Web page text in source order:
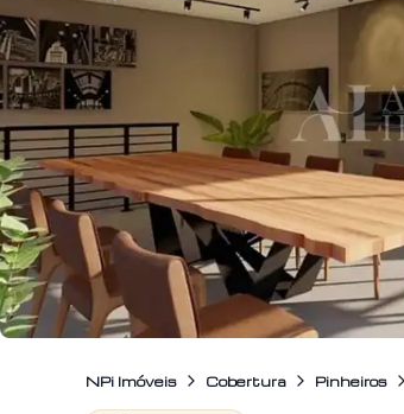
NPi Imóveis Cobertura Pinheiros